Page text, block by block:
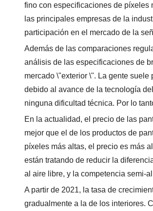
fino con especificaciones de píxeles
las principales empresas de la
participación en el mercado de la
Además de las comparaciones
análisis de las especificaciones de
mercado \"exterior \". La gente
debido al avance de la tecnología
ninguna dificultad técnica. Por lo
En la actualidad, el precio de las
mejor que el de los productos de
píxeles más altas, el precio es más
están tratando de reducir la
al aire libre, y la competencia semi-
A partir de 2021, la tasa de
gradualmente a la de los interiores.